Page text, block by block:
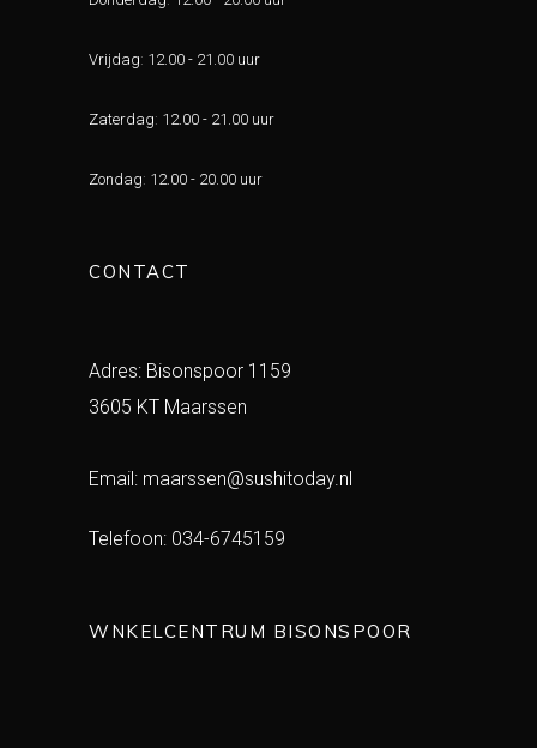
Vrijdag: 12.00 - 21.00 uur
Zaterdag: 12.00 - 21.00 uur
Zondag: 12.00 - 20.00 uur
CONTACT
Adres: Bisonspoor 1159
3605 KT Maarssen
Email: maarssen@sushitoday.nl
Telefoon: 034-6745159
WNKELCENTRUM BISONSPOOR